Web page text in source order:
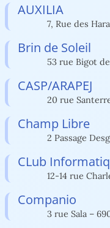
AUXILIA
7, Rue des
Brin de Soleil
53 rue Bigot
CASP/ARAPEJ
20 rue
Champ Libre
2 Passage
CLub
12-14 rue
Companio
3 rue Sala –